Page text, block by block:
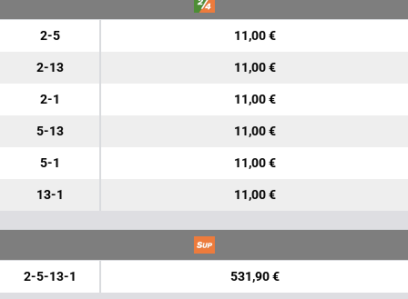
2-5 11,00 €
2-13 11,00 €
2-1 11,00 €
5-13 11,00 €
5-1 11,00 €
13-1 11,00 €
2-5-13-1 531,90 €